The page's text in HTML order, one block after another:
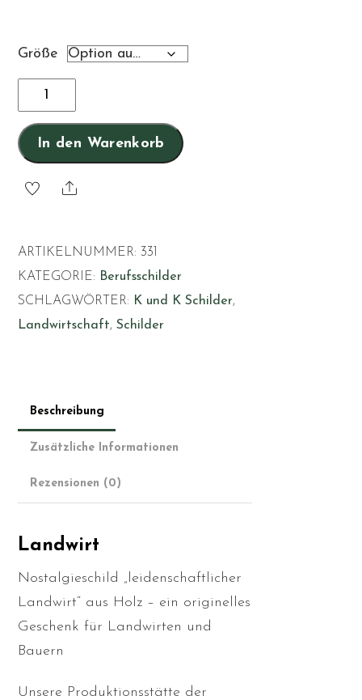
Größe
Landwirt
Menge
In den Warenkorb
Share
ARTIKELNUMMER:331
KATEGORIE: Berufsschilder
SCHLAGWÖRTER: K und K Schilder,
Landwirtschaft,Schilder
Beschreibung
Zusätzliche Informationen
Rezensionen (0)
Landwirt
Nostalgieschild „leidenschaftlicher
Landwirt“ aus Holz – ein originelles
Geschenk für Landwirten und
Bauern
Unsere Produktionsstätte der